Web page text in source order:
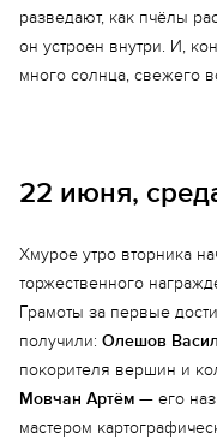
разведают, как пчёлы
он устроен внутри. И,
много солнца, свежего
22 июня,
Хмурое утро вторника
торжественного
Грамоты за первые
получили: Олешов
покорителя вершин и
Мовчан Артём — его
мастером